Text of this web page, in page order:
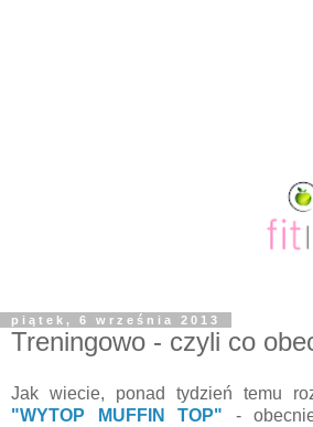
piątek, 6 września 2013
Treningowo - czyli co
Jak wiecie, ponad tydzień temu
"WYTOP MUFFIN TOP" -